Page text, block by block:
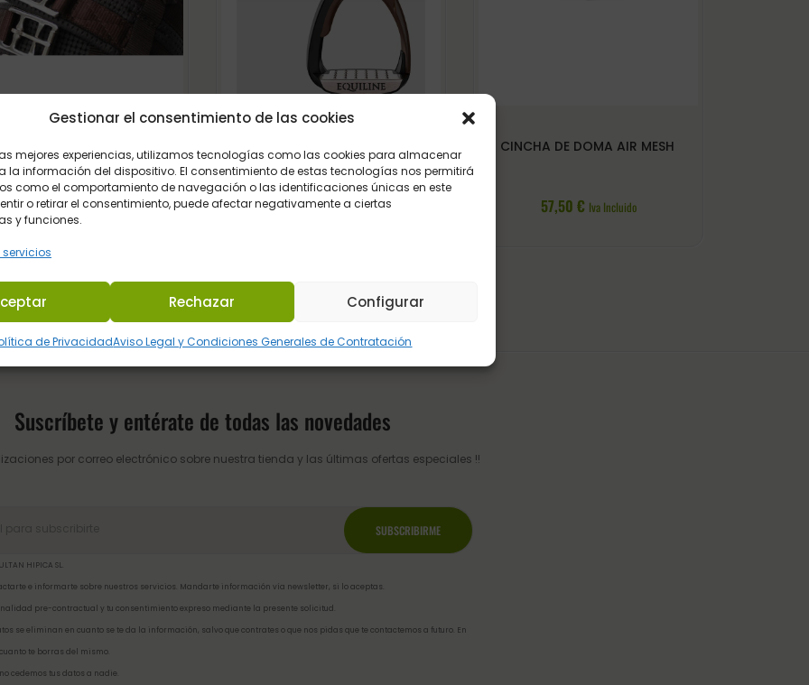
Gestionar el consentimiento de las cookies
mejores experiencias, utilizamos tecnologías como las cookies para almacenar
la información del dispositivo. El consentimiento de estas tecnologías nos permitirá
como el comportamiento de navegación o las identificaciones únicas en este
o retirar el consentimiento, puede afectar negativamente a ciertas
y funciones.
Rechazar Configurar
de PrivacidadAviso Legal y Condiciones Generales de Contratación
PREMIUM MARRON
17,95€ Iva Incluido
ESTRIBO SEGURIDAD X-CEL
EQUILINE SALTO
239,00€ Iva Incluido
CINCHA DE DOMA AIR MESH
57,50 € Iva Incluido
Suscríbete y entérate de todas las novedades
por correo electrónico sobre nuestra tienda y las últimas ofertas especiales !!
HIPICA SL.
e informarte sobre nuestros servicios. Mandarte información vía newsletter, si lo aceptas.
pre-contractual y tu consentimiento expreso mediante la presente solicitud.
se eliminan en cuanto se te da la información, salvo que contrates o que nos pidas que te contactemos a futuro. En
te borras del mismo.
no cedemos tus datos a nadie.